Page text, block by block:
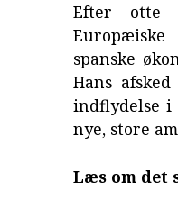
Efter otte
spanske
Hans
indflydelse i
nye, store
Læs om det